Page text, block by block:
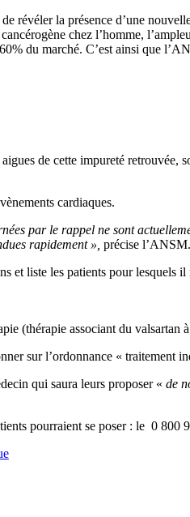
révéler la présence d’une
chez l’homme,
du marché. C’est ainsi que
de cette impureté retrouvée,
cardiaques.
par le rappel ne sont
rapidement », précise l’ANSM.
liste les patients pour lesquels il
(thérapie associant du valsartan
sur l’ordonnance « traitement
qui saura leurs proposer « de
pourraient se poser : le 0